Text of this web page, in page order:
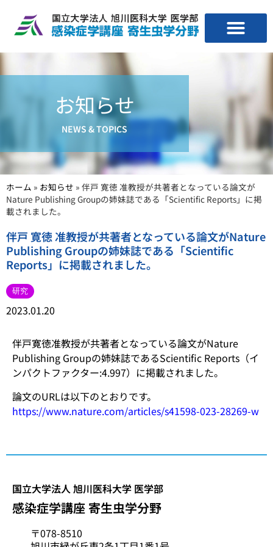
お知らせ
NEWS & TOPICS
ホーム » お知らせ » 伴戸 寛徳 准教授が共著者となっている論文が
Nature Publishing Groupの姉妹誌である「Scientific Reports」に掲
載されました。
伴戸 寛徳 准教授が共著者となっている論文がNature
Publishing Groupの姉妹誌である「Scientific
Reports」に掲載されました。
研究
2023.01.20
伴戸寛徳准教授が共著者となっている論文がNature
Publishing Groupの姉妹誌であるScientific Reports（イ
ンパクトファクター:4.997）に掲載されました。
論文のURLは以下のとおりです。
https://www.nature.com/articles/s41598-023-28269-w
国立大学法人 旭川医科大学 医学部
感染症学講座 寄生虫学分野
〒078-8510